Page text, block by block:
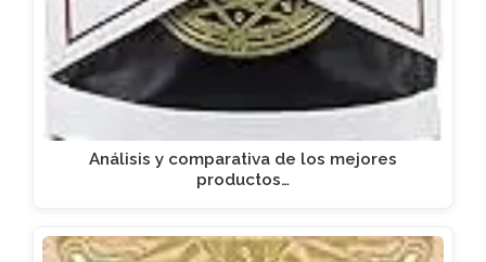
Análisis y comparativa de los mejores
productos…